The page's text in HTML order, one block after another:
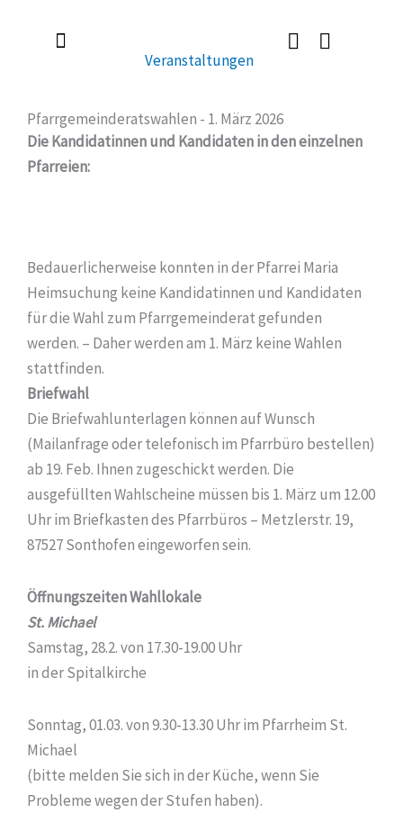
Veranstaltungen
Pfarrgemeinderatswahlen - 1. März 2026
Die Kandidatinnen und Kandidaten in den einzelnen
Pfarreien:
Bedauerlicherweise konnten in der Pfarrei Maria
Heimsuchung keine Kandidatinnen und Kandidaten
für die Wahl zum Pfarrgemeinderat gefunden
werden. – Daher werden am 1. März keine Wahlen
stattfinden.
Briefwahl
Die Briefwahlunterlagen können auf Wunsch
(Mailanfrage oder telefonisch im Pfarrbüro bestellen)
ab 19. Feb. Ihnen zugeschickt werden. Die
ausgefüllten Wahlscheine müssen bis 1. März um 12.00
Uhr im Briefkasten des Pfarrbüros – Metzlerstr. 19,
87527 Sonthofen eingeworfen sein.
ÖffnungszeitenWahllokale
St. Michael
Samstag, 28.2. von 17.30-19.00 Uhr
in der Spitalkirche
Sonntag, 01.03. von 9.30-13.30 Uhr im Pfarrheim St.
Michael
(bitte melden Sie sich in der Küche, wenn Sie
Probleme wegen der Stufen haben).